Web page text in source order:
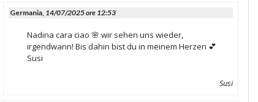
Germania, 14/07/2025 ore 12:53
Nadina cara ciao 🌸 wir sehen uns wieder,
irgendwann! Bis dahin bist du in meinem Herzen 💕
Susi
Susi